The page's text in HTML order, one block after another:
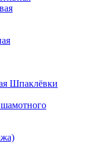
Шпаклёвки